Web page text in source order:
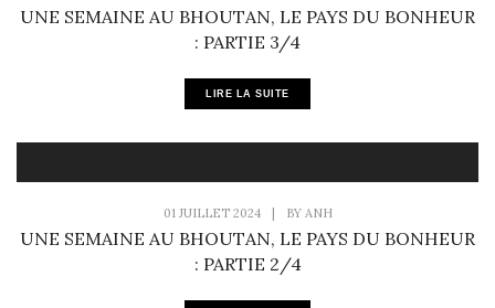
UNE SEMAINE AU BHOUTAN, LE PAYS DU BONHEUR
: PARTIE 3/4
LIRE LA SUITE
01 JUILLET 2024 | BY ANH
UNE SEMAINE AU BHOUTAN, LE PAYS DU BONHEUR
: PARTIE 2/4